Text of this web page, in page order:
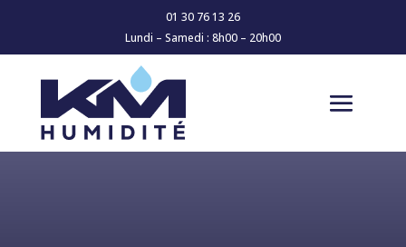
01 30 76 13 26
Lundi – Samedi : 8h00 – 20h00